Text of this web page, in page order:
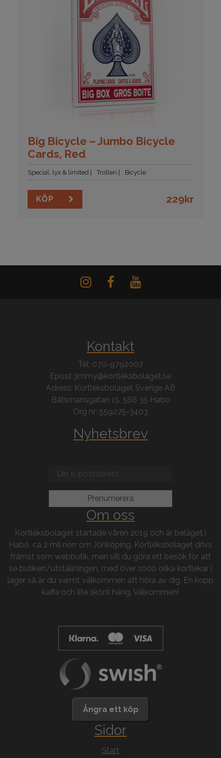
Big Bicycle – Jumbo Bicycle
Cards, Red
Special, lyx & limited Trolleri Bicycle
KÖP 229kr
Kontakt
Tel: 070-9792007
Epost: jimmy@kortleksbolaget.se
Adress: Kortleksbolaget Sverige AB
Båtsmansgatan 15, 566 35 Habo
Org nr: 559275-3403
Nyhetsbrev
Om oss
Kortleksbolaget startade våren 2019 och är beläget i
Habo, ca 2 mil norr om Jönköping. Kortleksbolaget drivs
främst som webbutik, men vill du göra ett besök för att
se butiken/utställningen, med över 1000 olika kortlekar i
lager så är du varmt välkommen att höra av dig. En kopp
kaffe och lite skönt häng. Välkommen!
Ångra ett köp
Sidor
Start